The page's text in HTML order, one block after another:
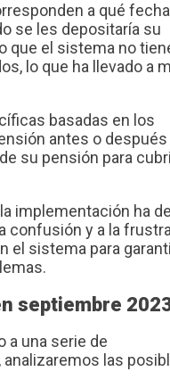
a qué
se les depositaría su
que el sistema no
lo que ha llevado a
basadas en los
antes o después
su pensión para
implementación ha
confusión y a la
el sistema para
septiembre
a una serie de
las